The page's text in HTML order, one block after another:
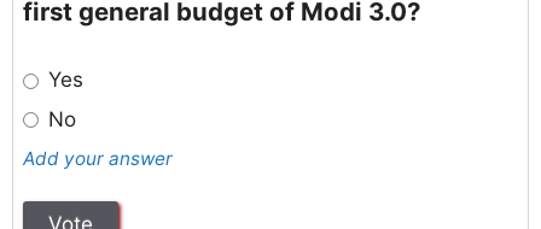
first general budget of Modi 3.0?
Yes
No
Add your answer